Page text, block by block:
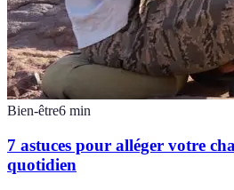
Bien-être6 min
7 astuces pour alléger votre
quotidien